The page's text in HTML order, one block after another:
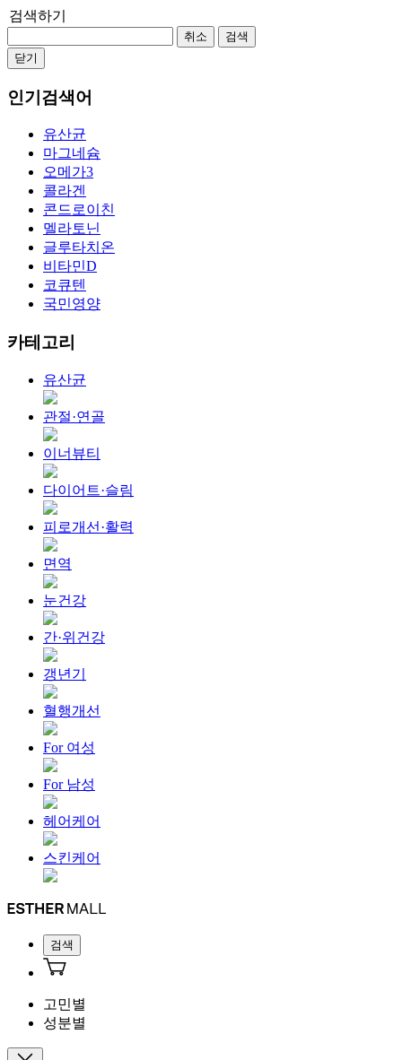
검색하기
취소
검색
닫기
인기검색어
유산균
마그네슘
오메가3
콜라겐
콘드로이친
멜라토닌
글루타치온
비타민D
코큐텐
국민영양
카테고리
유산균
관절·연골
이너뷰티
다이어트·슬림
피로개선·활력
면역
눈건강
간·위건강
갱년기
혈행개선
For 여성
For 남성
헤어케어
스킨케어
검색
고민별
성분별